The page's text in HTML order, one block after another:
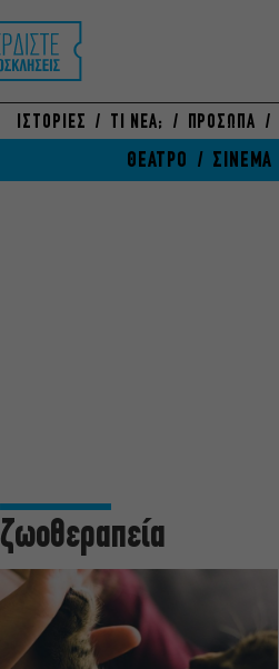
ΙΣΤΟΡΙΕΣ ΤΙ ΝΕΑ; ΠΡΟΣΩΠΑ
ΘΕΑΤΡΟ ΣΙΝΕΜΑ
ζωοθεραπεία